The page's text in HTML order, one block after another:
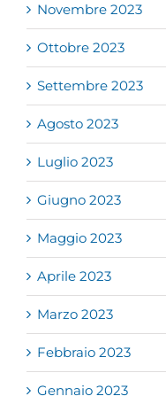
Novembre 2023
Ottobre 2023
Settembre 2023
Agosto 2023
Luglio 2023
Giugno 2023
Maggio 2023
Aprile 2023
Marzo 2023
Febbraio 2023
Gennaio 2023